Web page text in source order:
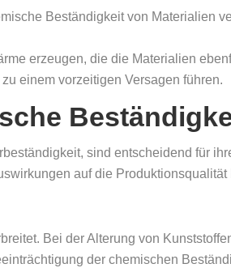
Beständigkeit von Materialien
erzeugen, die die Materialien
einem vorzeitigen Versagen führen.
sind entscheidend für
auf die Produktionsqualität
Bei der Alterung von
der chemischen